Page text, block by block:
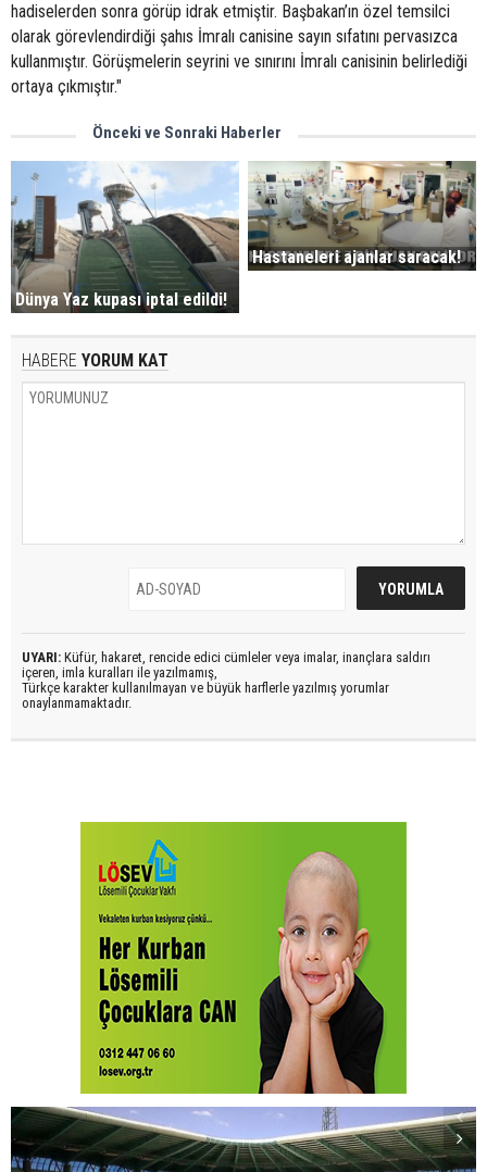
hadiselerden sonra görüp idrak etmiştir. Başbakan’ın özel temsilci
olarak görevlendirdiği şahıs İmralı canisine sayın sıfatını pervasızca
kullanmıştır. Görüşmelerin seyrini ve sınırını İmralı canisinin belirlediği
ortaya çıkmıştır."
Önceki ve Sonraki Haberler
Dünya Yaz kupası iptal edildi!
Hastaneleri ajanlar saracak!
HABERE YORUM KAT
UYARI: Küfür, hakaret, rencide edici cümleler veya imalar, inançlara saldırı
içeren, imla kuralları ile yazılmamış,
Türkçe karakter kullanılmayan ve büyük harflerle yazılmış yorumlar
onaylanmamaktadır.